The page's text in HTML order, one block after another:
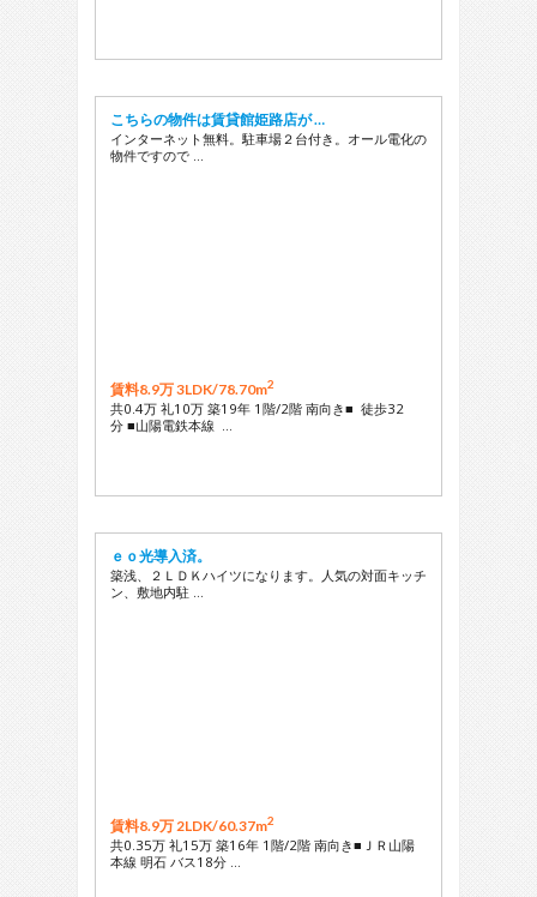
こちらの物件は賃貸館姫路店が …
インターネット無料。駐車場２台付き。オール電化の
物件ですので …
賃料8.9万 3LDK/78.70m2
共0.4万 礼10万 築19年 1階/2階 南向き■ 徒歩32
分 ■山陽電鉄本線 …
ｅｏ光導入済。
築浅、２ＬＤＫハイツになります。人気の対面キッチ
ン、敷地内駐 …
賃料8.9万 2LDK/60.37m2
共0.35万 礼15万 築16年 1階/2階 南向き■ＪＲ山陽
本線 明石 バス18分 …